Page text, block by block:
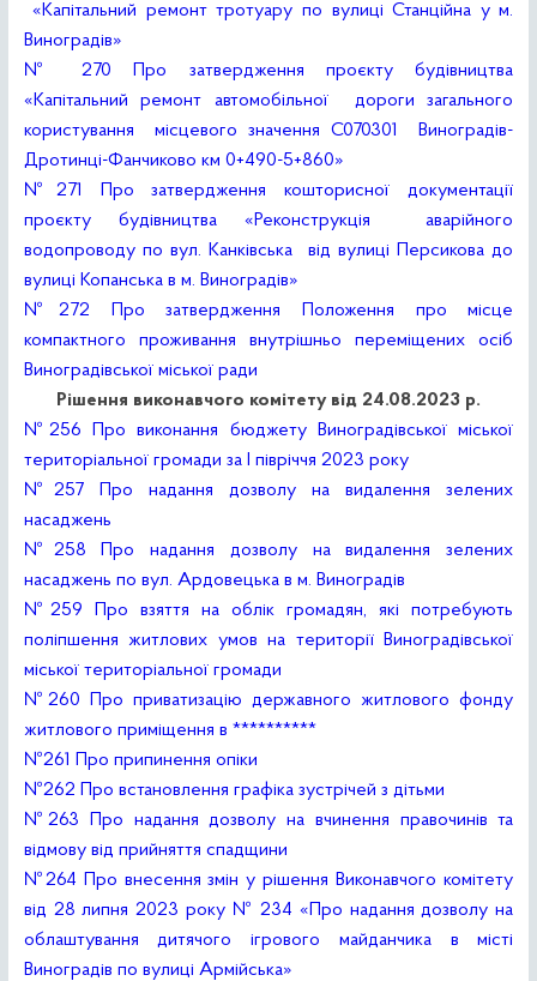
«Капітальний ремонт тротуару по вулиці Станційна у м.
Виноградів»
№ 270 Про затвердження проєкту будівництва
«Капітальний ремонт автомобільної дороги загального
користування місцевого значення С070301 Виноградів-
Дротинці-Фанчиково км 0+490-5+860»
№271 Про затвердження кошторисної документації
проєкту будівництва «Реконструкція аварійного
водопроводу по вул. Канківська від вулиці Персикова до
вулиці Копанська в м. Виноградів»
№272 Про затвердження Положення про місце
компактного проживання внутрішньо переміщених осіб
Виноградівської міської ради
Рішення виконавчого комітету від 24.08.2023 р.
№256 Про виконання бюджету Виноградівської міської
територіальної громади за І півріччя 2023 року
№257 Про надання дозволу на видалення зелених
насаджень
№258 Про надання дозволу на видалення зелених
насаджень по вул. Ардовецька в м. Виноградів
№259 Про взяття на облік громадян, які потребують
поліпшення житлових умов на території Виноградівської
міської територіальної громади
№260 Про приватизацію державного житлового фонду
житлового приміщення в **********
№261 Про припинення опіки
№262 Про встановлення графіка зустрічей з дітьми
№263 Про надання дозволу на вчинення правочинів та
відмову від прийняття спадщини
№264 Про внесення змін у рішення Виконавчого комітету
від 28 липня 2023 року № 234 «Про надання дозволу на
облаштування дитячого ігрового майданчика в місті
Виноградів по вулиці Армійська»